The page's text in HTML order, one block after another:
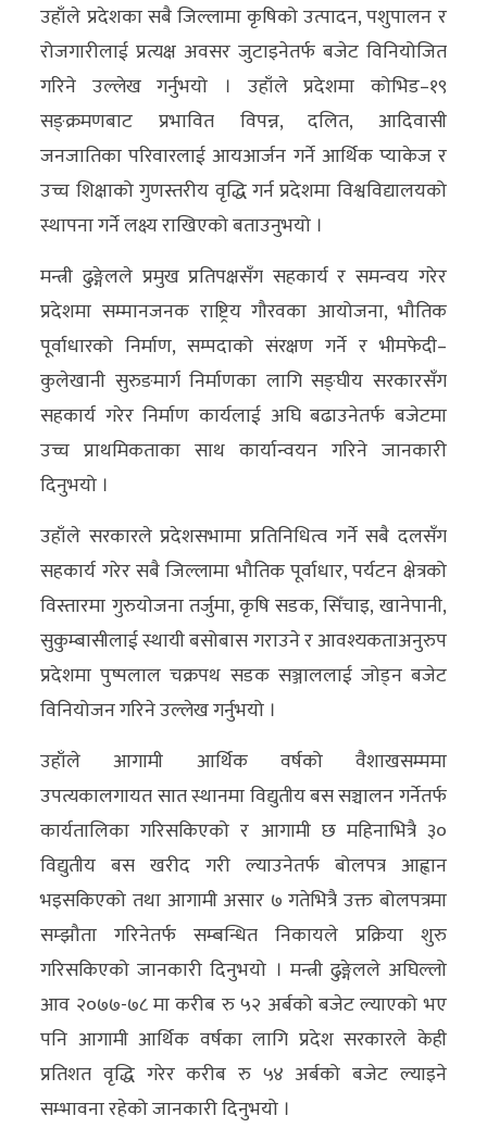
खबर
विशेष
राशिफल
फोटो
ग्यालरी
उहाँले प्रदेशका सबै जिल्लामा कृषिको उत्पादन, पशुपालन र
रोजगारीलाई प्रत्यक्ष अवसर जुटाइनेतर्फ बजेट विनियोजित
गरिने उल्लेख गर्नुभयो । उहाँले प्रदेशमा कोभिड–१९
सङ्क्रमणबाट प्रभावित विपन्न, दलित, आदिवासी
जनजातिका परिवारलाई आयआर्जन गर्ने आर्थिक प्याकेज र
उच्च शिक्षाको गुणस्तरीय वृद्धि गर्न प्रदेशमा विश्वविद्यालयको
स्थापना गर्ने लक्ष्य राखिएको बताउनुभयो ।
मन्त्री ढुङ्गेलले प्रमुख प्रतिपक्षसँग सहकार्य र समन्वय गरेर
प्रदेशमा सम्मानजनक राष्ट्रिय गौरवका आयोजना, भौतिक
पूर्वाधारको निर्माण, सम्पदाको संरक्षण गर्ने र भीमफेदी–
कुलेखानी सुरुङमार्ग निर्माणका लागि सङ्घीय सरकारसँग
सहकार्य गरेर निर्माण कार्यलाई अघि बढाउनेतर्फ बजेटमा
उच्च प्राथमिकताका साथ कार्यान्वयन गरिने जानकारी
दिनुभयो ।
उहाँले सरकारले प्रदेशसभामा प्रतिनिधित्व गर्ने सबै दलसँग
सहकार्य गरेर सबै जिल्लामा भौतिक पूर्वाधार, पर्यटन क्षेत्रको
विस्तारमा गुरुयोजना तर्जुमा, कृषि सडक, सिँचाइ, खानेपानी,
सुकुम्बासीलाई स्थायी बसोबास गराउने र आवश्यकताअनुरुप
प्रदेशमा पुष्पलाल चक्रपथ सडक सञ्जाललाई जोड्न बजेट
विनियोजन गरिने उल्लेख गर्नुभयो ।
उहाँले आगामी आर्थिक वर्षको वैशाखसम्ममा
उपत्यकालगायत सात स्थानमा विद्युतीय बस सञ्चालन गर्नेतर्फ
कार्यतालिका गरिसकिएको र आगामी छ महिनाभित्रै ३०
विद्युतीय बस खरीद गरी ल्याउनेतर्फ बोलपत्र आह्वान
भइसकिएको तथा आगामी असार ७ गतेभित्रै उक्त बोलपत्रमा
सम्झौता गरिनेतर्फ सम्बन्धित निकायले प्रक्रिया शुरु
गरिसकिएको जानकारी दिनुभयो । मन्त्री ढुङ्गेलले अघिल्लो
आव २०७७-७८ मा करीब रु ५२ अर्बको बजेट ल्याएको भए
पनि आगामी आर्थिक वर्षका लागि प्रदेश सरकारले केही
प्रतिशत वृद्धि गरेर करीब रु ५४ अर्बको बजेट ल्याइने
सम्भावना रहेको जानकारी दिनुभयो ।